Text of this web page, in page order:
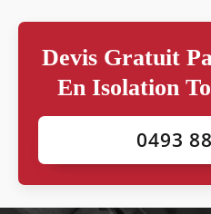
Devis Gratuit
En Isolation
0493